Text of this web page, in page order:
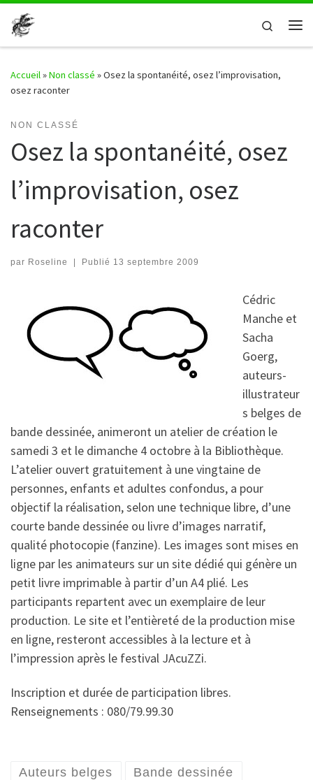
Passer au contenu
Search
Accueil»Non classé »Osez la spontanéité, osez l’improvisation,
osez raconter
NON CLASSÉ
Osez la spontanéité, osez
l’improvisation, osez
raconter
par Roseline | Publié 13 septembre 2009
Cédric
Manche et
Sacha
Goerg,
auteurs-
illustrateur
s belges de
bande dessinée, animeront un atelier de création le
samedi 3 et le dimanche 4 octobre à la Bibliothèque.
L’atelier ouvert gratuitement à une vingtaine de
personnes, enfants et adultes confondus, a pour
objectif la réalisation, selon une technique libre, d’une
courte bande dessinée ou livre d’images narratif,
qualité photocopie (fanzine). Les images sont mises en
ligne par les animateurs sur un site dédié qui génère un
petit livre imprimable à partir d’un A4 plié. Les
participants repartent avec un exemplaire de leur
production. Le site et l’entièreté de la production mise
en ligne, resteront accessibles à la lecture et à
l’impression après le festival JAcuZZi.
Inscription et durée de participation libres.
Renseignements : 080/79.99.30
Auteurs belges Bande dessinée